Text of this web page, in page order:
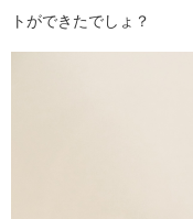
トができたでしょ？